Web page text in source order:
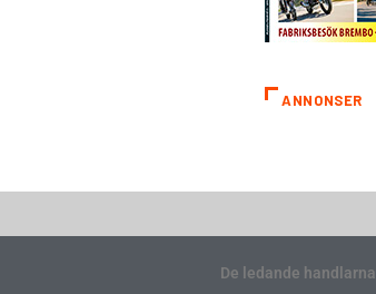
ANNONSER
De ledande handlarna